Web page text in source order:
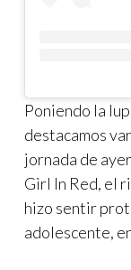
Poniendo la
destacamos
jornada de
Girl In Red, el
hizo sentir
adolescente,